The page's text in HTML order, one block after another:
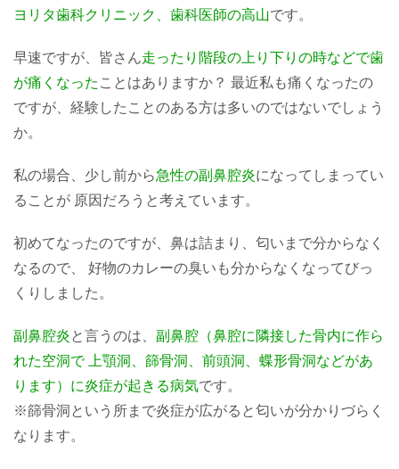
ヨリタ歯科クリニック、歯科医師の高山です。
早速ですが、皆さん走ったり階段の上り下りの時などで歯
が痛くなった ことはありますか？ 最近私も痛くなったの
ですが、経験したことのある方は多いのではないでしょう
か。
私の場合、少し前から急性の副鼻腔炎になってしまってい
ることが 原因だろうと考えています。
初めてなったのですが、鼻は詰まり、匂いまで分からなく
なるので、 好物のカレーの臭いも分からなくなってびっ
くりしました。
副鼻腔炎と言うのは、 副鼻腔（鼻腔に隣接した骨内に作ら
れた空洞で 上顎洞、篩骨洞、前頭洞、蝶形骨洞などがあ
ります）に炎症が起きる病気です。
※篩骨洞という所まで炎症が広がると匂いが分かりづらく
なります。